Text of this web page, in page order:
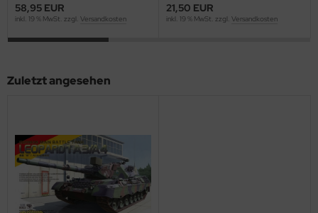
58,95 EUR
inkl. 19 % MwSt. zzgl. Versandkosten
21,50 EUR
inkl. 19 % MwSt. zzgl. Versandkosten
Zuletzt angesehen
Hobby
Models
Hobby / Gunze Sangyo